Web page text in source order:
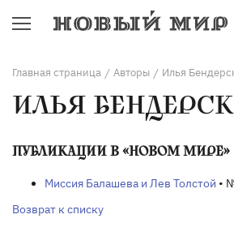
Главная страница / Авторы / Илья
ИЛЬЯ
ПУБЛИКАЦИИ В «НОВОМ МИРЕ»
Миссия Балашева и Лев Толстой •
Возврат к списку